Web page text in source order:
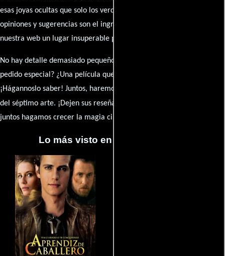
esas joyas ocultas que solo los verdaderos fanáticos conocen. Sus
opiniones y sugerencias son el ingrediente secreto que hará de
nuestra web un lugar insuperable para los amantes del celuloide.
No hay detalle demasiado pequeño ni opinión insignificante. ¿Algún
pedido especial? ¿Una película que sueñas con ver reseñada?
¡Hágannoslo saber! Juntos, haremos de esta comunidad el epicentro
del séptimo arte. ¡Dejen sus reseña en la
juntos hagamos crecer la magia cinematográfica!
Lo más visto en Cineyseries.net